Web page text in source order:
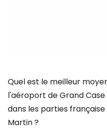
Quel est le meilleur
l'aéroport de Grand
dans les parties
Martin ?